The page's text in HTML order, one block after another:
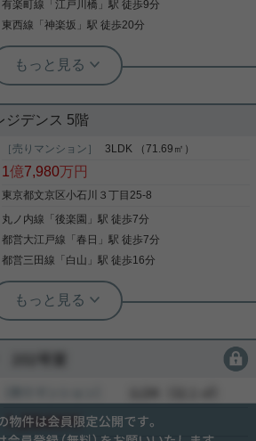
有楽町線 「江戸川橋 」駅 徒歩9分
東西線 「神楽坂 」駅 徒歩20分
店 上村啓士
日向の高台／低層レジデンス最上階
３ＬＤＫ／三井不動産レジデンシャ
ル旧分譲
■小日向の閑静な住宅街 ■２０１８年１月築の低層レ
ジデンス ■最上階３ＬＤＫ ■８月退去予定 詳細はお
問合せくださいませ。 ◆お電話でのご相談もお気軽
TEL:03-6902-5021
テライト 金子瑠茄
心の利便性と穏やかな住環境を兼ね
備えた、永く住み継がれる一邸。
茗荷谷駅のそばとなりますので 買い物もしや
ジデンス 5階
［売りマンション］ 3LDK （71.69㎡）
1億7,980万円
東京都文京区小石川３丁目25-8
丸ノ内線 「後楽園 」駅 徒歩7分
都営大江戸線 「春日 」駅 徒歩7分
都営三田線 「 白山 」駅 徒歩16分
前センター 齊藤敏孝
閑静な住宅街 陽当たり良好 収納豊
南東向きで、日照・眺望良好です。 後楽園駅・春日
ストサウナ、床暖房など室内設備も充実。 エントラ
スや内廊下設計で高級感のある共用部分。 気にな
会員限定
会員限定